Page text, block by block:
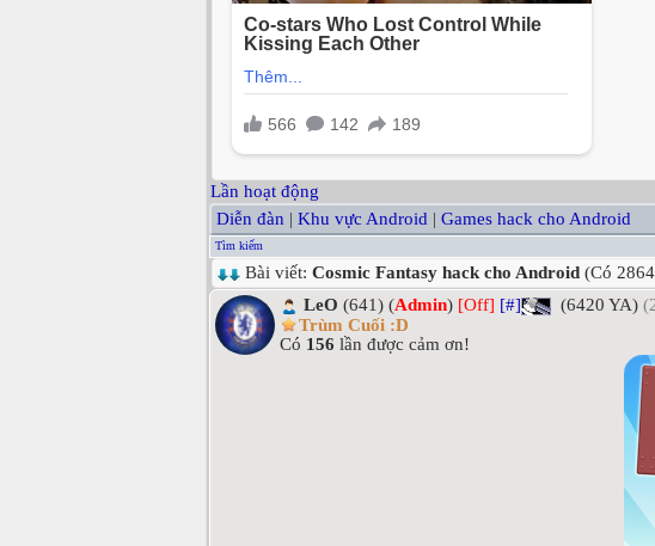
Lần hoạt động
Diễn đàn | Khu vực Android | Games hack cho Android
Tìm kiếm
Bài viết: Cosmic Fantasy hack cho Android (Có
LeO (641) (Admin) [Off] [#] (6420 YA)
Trùm Cuối :D
Có 156 lần được cảm ơn!